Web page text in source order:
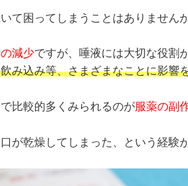
て困ってしまうことはありません
減少ですが、唾液には大切な役割
み込み等、さまざまなことに影響
比較的多くみられるのが服薬の副
が乾燥してしまった、という経験